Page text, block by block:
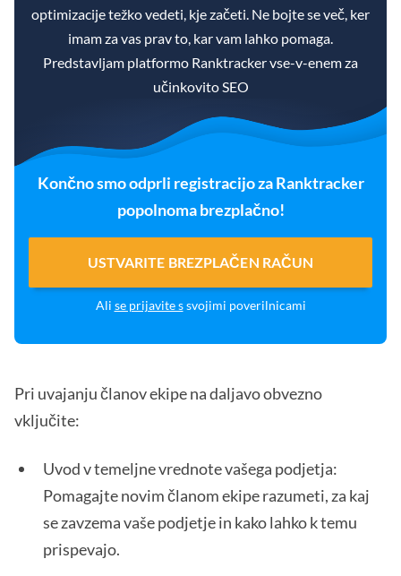
optimizacije težko vedeti, kje začeti. Ne bojte se več, ker
imam za vas prav to, kar vam lahko pomaga.
Predstavljam platformo Ranktracker vse-v-enem za
učinkovito SEO
Končno smo odprli registracijo za Ranktracker
popolnoma brezplačno!
USTVARITE BREZPLAČEN RAČUN
Ali se prijavite ssvojimi poverilnicami
Pri uvajanju članov ekipe na daljavo obvezno
vključite:
Uvod v temeljne vrednote vašega podjetja:
Pomagajte novim članom ekipe razumeti, za kaj
se zavzema vaše podjetje in kako lahko k temu
prispevajo.